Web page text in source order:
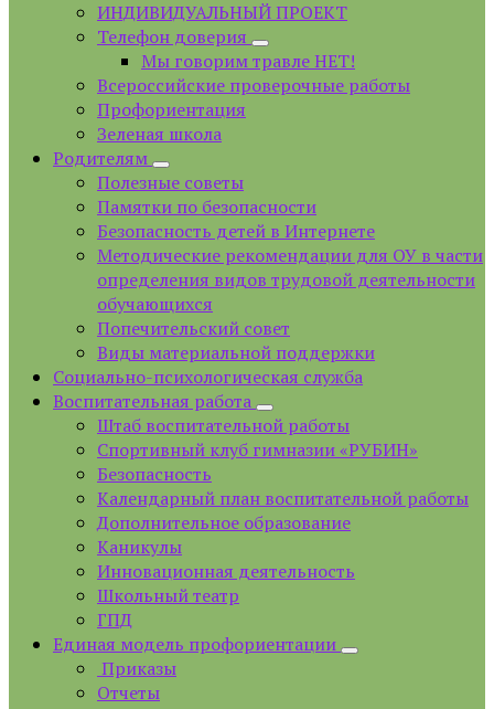
ИНДИВИДУАЛЬНЫЙ ПРОЕКТ
Телефон доверия
Мы говорим травле НЕТ!
Всероссийские проверочные работы
Профориентация
Зеленая школа
Родителям
Полезные советы
Памятки по безопасности
Безопасность детей в Интернете
Методические рекомендации для ОУ в части
определения видов трудовой деятельности
обучающихся
Попечительский совет
Виды материальной поддержки
Социально-психологическая служба
Воспитательная работа
Штаб воспитательной работы
Спортивный клуб гимназии «РУБИН»
Безопасность
Календарный план воспитательной работы
Дополнительное образование
Каникулы
Инновационная деятельность
Школьный театр
ГПД
Единая модель профориентации
Приказы
Отчеты